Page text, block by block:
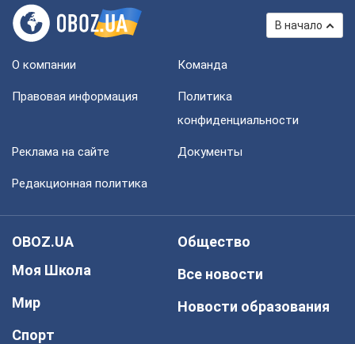
В начало
О компании Команда
Правовая информация
Политика
конфиденциальности
Реклама на сайте Документы
Редакционная политика
OBOZ.UA
Моя Школа
Мир
Спорт
Общество
Все новости
Новости образования